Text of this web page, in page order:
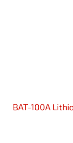
BAT-100A